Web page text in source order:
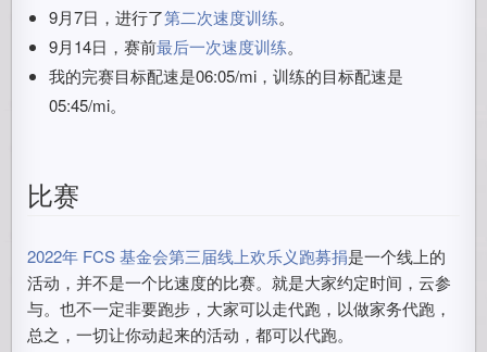
9月7日，进行了第二次速度训练。
9月14日，赛前最后一次速度训练。
我的完赛目标配速是06:05/mi，训练的目标配速是
05:45/mi。
比赛
2022年 FCS 基金会第三届线上欢乐义跑募捐是一个线上的
活动，并不是一个比速度的比赛。就是大家约定时间，云参
与。也不一定非要跑步，大家可以走代跑，以做家务代跑，
总之，一切让你动起来的活动，都可以代跑。